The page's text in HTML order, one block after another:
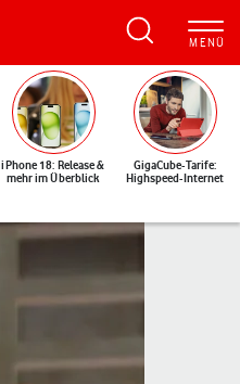
iPhone 18: Release &
mehr im Überblick
GigaCube-Tarife:
Highspeed-Internet